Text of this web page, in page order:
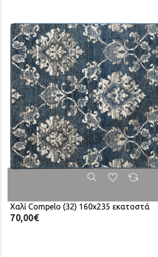
Χαλί Compelo (32) 160x235 εκατοστά
70,00€